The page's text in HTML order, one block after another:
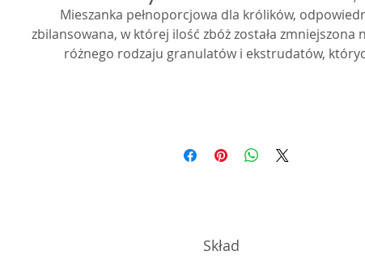
Mieszanka pełnoporcjowa dla królików,
zbilansowana, w której ilość zbóż została zmniejszona
różnego rodzaju granulatów i ekstrudatów,
natomiast doskonałym źródłem białka pochodzenia
karotenu, czyli prowitaminy A, dostarcza ważnych
Skład